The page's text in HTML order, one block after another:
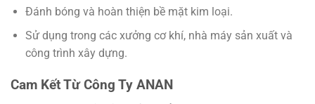
Đánh bóng và hoàn thiện bề mặt kim loại.
Sử dụng trong các xưởng cơ khí, nhà máy sản xuất và
công trình xây dựng.
Cam Kết Từ Công Ty ANAN